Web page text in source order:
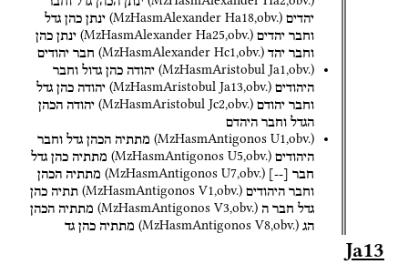
יהדים
(MzHasmAlexander Ha18,obv.) ינתן כהן גדל
וחבר יהדים (MzHasmAlexander Ha25,obv.) ינתן כהן
וחבר יהד (MzHasmAlexander Hc1,obv.) חבר יהודים
(MzHasmAristobul Ja1,obv.) יהודה כהן גדול וחבר
היהודים
(MzHasmAristobul Ja13,obv.) יהודה כהן גדל
וחבר יהודם (MzHasmAristobul Jc2,obv.) יהודה הכהן
הגדל וחבר היהדם
(MzHasmAntigonos U1,obv.) מתתיה הכהן גדל וחבר
היהודים
(MzHasmAntigonos U5,obv.) מתתיה כהן גדל
חבר
--
(MzHasmAntigonos U7,obv.) מתתיה הכהן
וחבר היהודים (MzHasmAntigonos V1,obv.) תתיה כהן
גדל חבר ה (MzHasmAntigonos V3,obv.) מתתיה הכהן
הג
(MzHasmAntigonos V8,obv.) מתתיה כהן גד
Ja13